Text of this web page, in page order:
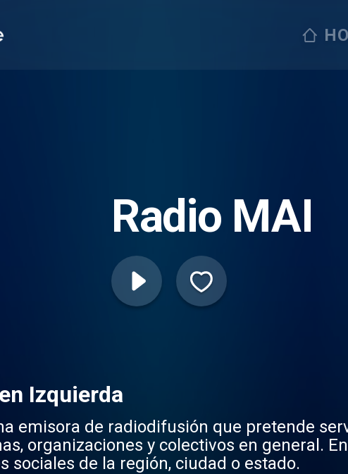
Radio MAI
Izquierda
emisora de radiodifusión que pretende
organizaciones y colectivos en general.
sociales de la región, ciudad o estado.